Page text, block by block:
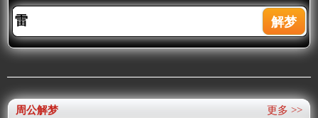
更多 >>
周公解梦